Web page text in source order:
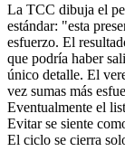
La TCC dibuja el
estándar: "esta
esfuerzo. El
que podría haber
único detalle. El
vez sumas más
Eventualmente el
Evitar se siente
El ciclo se cierra